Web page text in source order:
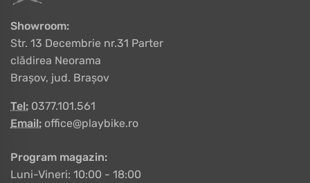
Showroom:
Str. 13 Decembrie nr.31 Parter
clădirea Neorama
Brașov, jud. Brașov
Tel: 0377.101.561
Email: office@playbike.ro
Program magazin:
Luni-Vineri: 10:00 - 18:00